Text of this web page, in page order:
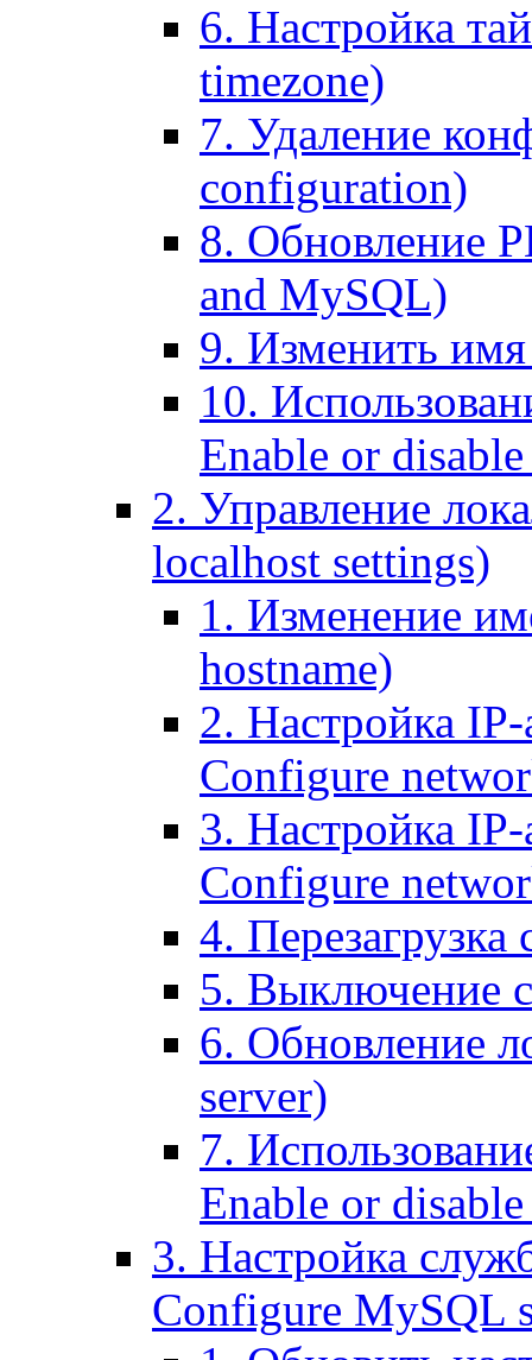
6. Настройка
timezone)
7. Удаление
configuration)
8. Обновление
and MySQL)
9. Изменить имя
10.
Enable or
2. Управление
localhost settings)
1. Изменение
hostname)
2. Настройка IP-
Configure
3. Настройка
Configure
4. Перезагрузка
5. Выключение
6. Обновление
server)
7.
Enable or
3. Настройка
Configure MySQL